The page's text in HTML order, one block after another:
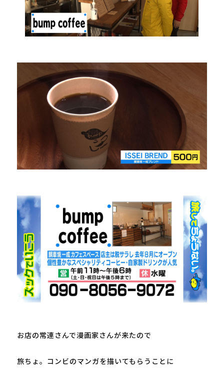
お店の常連さんで漫画家さんが来たので
旅ちょ。コンビのマンガを描いてもらうことに